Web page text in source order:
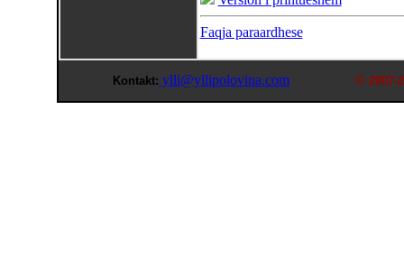
Faqja paraardhese
Kontakt: ylli@yllipolovina.com © 2007-